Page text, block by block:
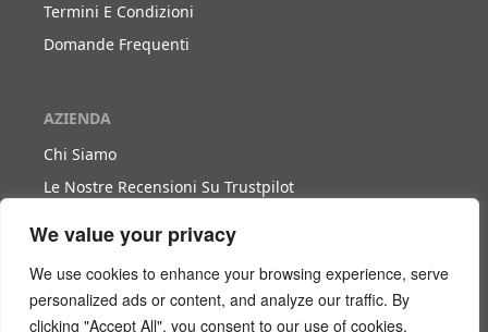
We value your privacy
We use cookies to enhance your browsing experience, serve
personalized ads or content, and analyze our traffic. By
clicking "Accept All", you consent to our use of cookies.
Termini E Condizioni
Domande Frequenti
AZIENDA
Chi Siamo
Le Nostre Recensioni Su Trustpilot
LAVORA CON NOI